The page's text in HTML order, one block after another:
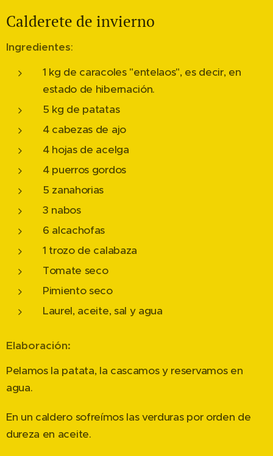
Calderete de invierno
Ingredientes:
1 kg de caracoles "entelaos", es decir, en
estado de hibernación.
5 kg de patatas
4 cabezas de ajo
4 hojas de acelga
4 puerros gordos
5 zanahorias
3 nabos
6 alcachofas
1 trozo de calabaza
Tomate seco
Pimiento seco
Laurel, aceite, sal y agua
Elaboración:
Pelamos la patata, la cascamos y reservamos en
agua.
En un caldero sofreímos las verduras por orden de
dureza en aceite.